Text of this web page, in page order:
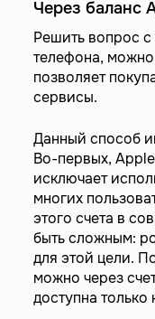
Через баланс
Решить вопрос с
телефона,
позволяет
сервисы.
Данный способ
Во-первых, Apple
исключает
многих
этого счета в
быть сложным:
для этой цели.
можно через
доступна